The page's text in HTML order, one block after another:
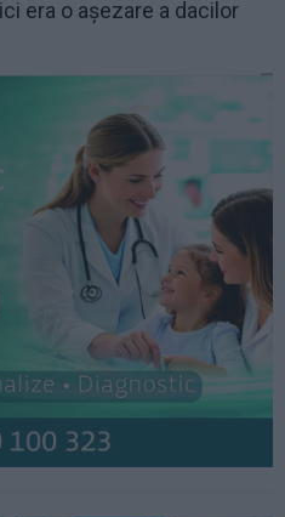
era o așezare a dacilor